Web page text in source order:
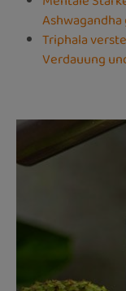
Triphala
Verdauung